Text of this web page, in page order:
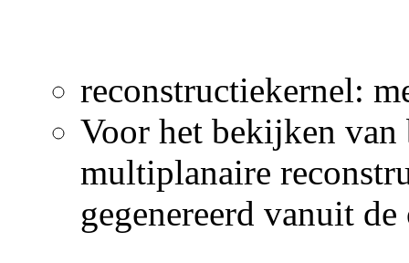
reconstructiekernel:
Voor het bekijken
multiplanaire
gegenereerd vanuit